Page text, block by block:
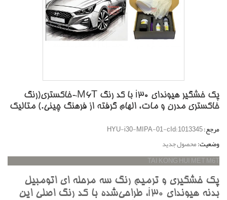
پک خشگير هیوندای i30 با کد رنگ M6T-خاکستري(رنگ
خاکستري مدرن و مات، الهام گرفته از فرهنگ چيني.) متاليک
مرجع:HYU-i30-MIPA-01-cId:1013345
وضعیت:محصول جدید
TAI KONG HUI MET M6T
پک خشگيري و ترميم رنگ سه مرحله اي اتومبيل
بدنه هيونداي i30، طراحي‌شده با کد رنگ اصلي اين